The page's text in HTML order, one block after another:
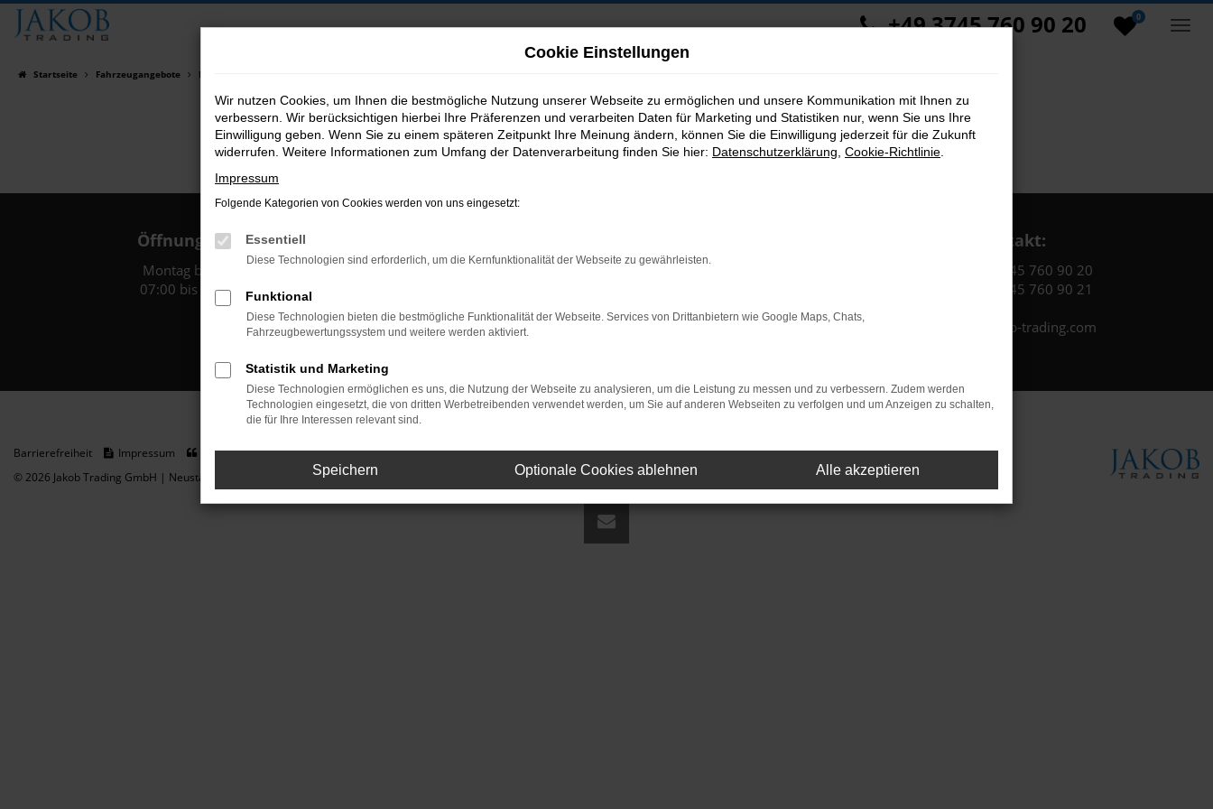
Zum
Hauptinhalt
0
+49 3745 760 90 20
Startseite Fahrzeugangebote Fahrzeugsuche
B2B-Shop
Öffnungszeiten:
Montag bis Freitag:
07:00 bis 18:00 Uhr
Jakob Trading GmbH
D-08223 Neustadt/Vogtland
Kontakt:
Tel.: +49 3745 760 90 20
Fax: +49 3745 760 90 21
Mail: fj@jakob-trading.com
Barrierefreiheit Impressum Datenschutz
Cookie Einstellungen
© 2026 Jakob Trading GmbH | Neustädter Straße 1 | DE-08223 Neustadt/Vogtland | fj@jakob-trading.com |Webdesign by audaris.de
Cookie Einstellungen
Wir nutzen Cookies, um Ihnen die bestmögliche Nutzung unserer Webseite zu ermöglichen und unsere Kommunikation mit Ihnen zu
verbessern. Wir berücksichtigen hierbei Ihre Präferenzen und verarbeiten Daten für Marketing und Statistiken nur, wenn Sie uns Ihre
Einwilligung geben. Wenn Sie zu einem späteren Zeitpunkt Ihre Meinung ändern, können Sie die Einwilligung jederzeit für die Zukunft
widerrufen. Weitere Informationen zum Umfang der Datenverarbeitung finden Sie hier: Datenschutzerklärung Cookie-Richtlinie
Impressum
Folgende Kategorien von Cookies werden von uns eingesetzt:
Essentiell
Diese Technologien sind erforderlich, um die Kernfunktionalität der Webseite zu gewährleisten.
Funktional
Diese Technologien bieten die bestmögliche Funktionalität der Webseite. Services von Drittanbietern wie Google Maps, Chats,
Fahrzeugbewertungssystem und weitere werden aktiviert.
Statistik und Marketing
Diese Technologien ermöglichen es uns, die Nutzung der Webseite zu analysieren, um die Leistung zu messen und zu verbessern. Zudem werden
Technologien eingesetzt, die von dritten Werbetreibenden verwendet werden, um Sie auf anderen Webseiten zu verfolgen und um Anzeigen zu schalten,
die für Ihre Interessen relevant sind.
Speichern Optionale Cookies ablehnen Alle akzeptieren